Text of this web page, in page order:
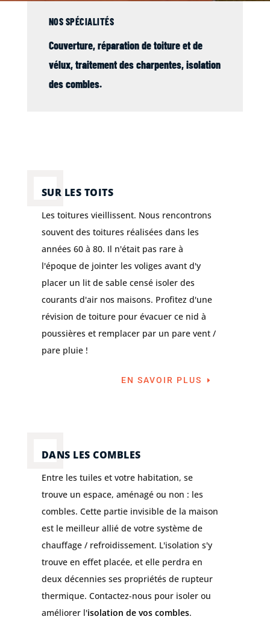
NOS SPÉCIALITÉS
Couverture, réparation detoitureet de
vélux,traitement des charpentes,isolation
des combles.
SUR LES TOITS
Les toitures vieillissent. Nous rencontrons
souvent des toitures réalisées dans les
années 60 à 80. Il n'était pas rare à
l'époque de jointer les voliges avant d'y
placer un lit de sable censé isoler des
courants d'air nos maisons. Profitez d'une
révision de toiture pour évacuer ce nid à
poussières et remplacer par un pare vent /
pare pluie !
EN SAVOIR PLUS
DANS LES COMBLES
Entre les tuiles et votre habitation, se
trouve un espace, aménagé ou non : les
combles. Cette partie invisible de la maison
est le meilleur allié de votre système de
chauffage / refroidissement. L'isolation s'y
trouve en effet placée, et elle perdra en
deux décennies ses propriétés de rupteur
thermique. Contactez-nous pour isoler ou
améliorer l'isolation de vos combles.